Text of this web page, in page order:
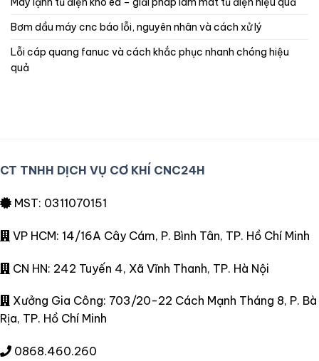
bơm dầu máy cnc báo lỗi, nguyên nhân và cách xử lý
lỗi cáp quang fanuc và cách khắc phục nhanh chóng hiệu
quả
CT TNHH DỊCH VỤ CƠ KHÍ CNC24H
MST: 0311070151
VP HCM: 14/16A Cây Cám, P. Bình Tân, TP. Hồ Chí Minh
CN HN: 242 Tuyến 4, Xã Vĩnh Thanh, TP. Hà Nội
Xưởng Gia Công: 703/20-22 Cách Mạnh Tháng 8, P. Bà
Rịa, TP. Hồ Chí Minh
0868.460.260